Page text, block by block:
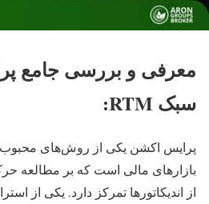
معرفی و بررسی جامع
سبک RTM:
پرایس اکشن یکی از روش‌های محبوب
بازارهای مالی است که بر مطالعه
از اندیکاتورها تمرکز دارد. یکی از